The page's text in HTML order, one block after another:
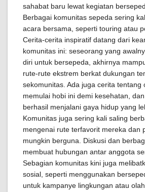
sahabat baru lewat kegiatan
Berbagai komunitas sepeda sering
acara bersama, seperti touring atau
Cerita-cerita inspiratif datang dari
komunitas ini: seseorang yang
diri untuk bersepeda, akhirnya
rute-rute ekstrem berkat dukungan
sekomunitas. Ada juga cerita tentang
memulai hobi ini demi kesehatan,
berhasil menjalani gaya hidup yang
Komunitas juga sering kali saling
mengenai rute terfavorit mereka dan
mungkin berguna. Diskusi dan
membuat hubungan antar anggota
Sebagian komunitas kini juga
sosial, seperti menggunakan
untuk kampanye lingkungan atau